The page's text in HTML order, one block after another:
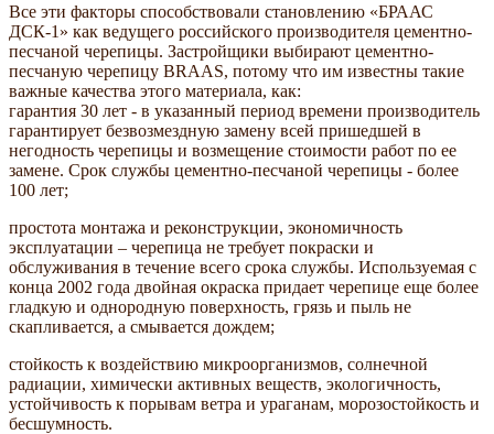
Все эти факторы способствовали становлению «БРААС
ДСК-1» как ведущего российского производителя цементно-
песчаной черепицы. Застройщики выбирают цементно-
песчаную черепицу BRAAS, потому что им известны такие
важные качества этого материала, как:
гарантия 30 лет - в указанный период времени производитель
гарантирует безвозмездную замену всей пришедшей в
негодность черепицы и возмещение стоимости работ по ее
замене. Срок службы цементно-песчаной черепицы - более
100 лет;
простота монтажа и реконструкции, экономичность
эксплуатации – черепица не требует покраски и
обслуживания в течение всего срока службы. Используемая с
конца 2002 года двойная окраска придает черепице еще более
гладкую и однородную поверхность, грязь и пыль не
скапливается, а смывается дождем;
стойкость к воздействию микроорганизмов, солнечной
радиации, химически активных веществ, экологичность,
устойчивость к порывам ветра и ураганам, морозостойкость и
бесшумность.